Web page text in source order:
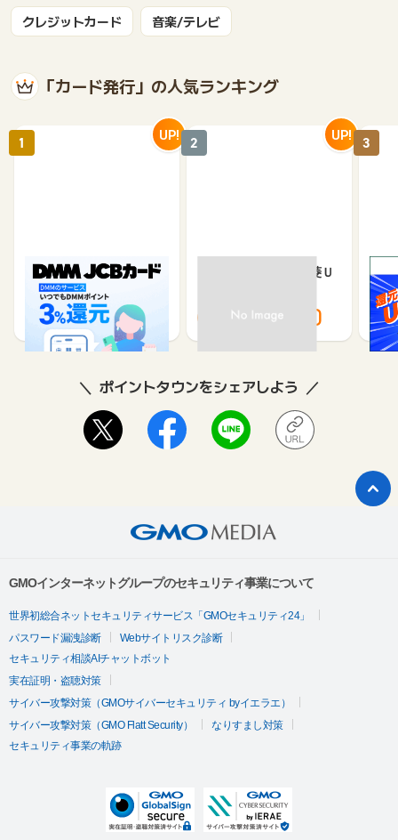
クレジットカード 音楽/テレビ
「カード発行」の人気ランキング
DMM JCBカード（発
券）
3,000 5,500
1 UP!
【過去最高還元】三菱Ｕ
8,000 12,000
2 UP!
※合
※【
シ
3
ポイントタウンをシェアしよう
GMOインターネットグループのセキュリティ事業について
世界初総合ネットセキュリティサービス「GMOセキュリティ24」
パスワード漏洩診断
Webサイトリスク診断
セキュリティ相談AIチャットボット
実在証明・盗聴対策
サイバー攻撃対策（GMOサイバーセキュリティ byイエラエ）
サイバー攻撃対策（GMO Flatt Security）
なりすまし対策
セキュリティ事業の軌跡